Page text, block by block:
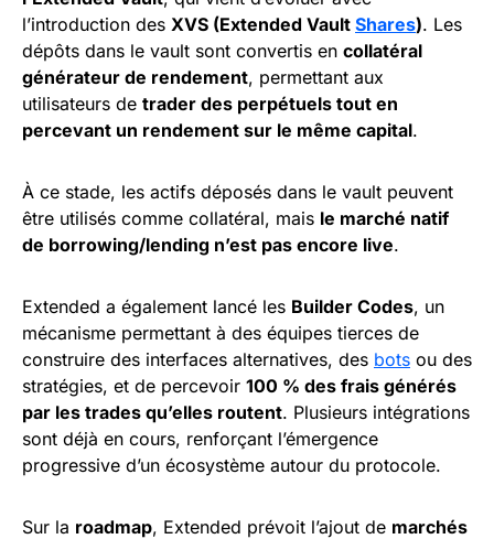
l’introduction des XVS (Extended Vault Shares). Les
dépôts dans le vault sont convertis en collatéral
générateur de rendement, permettant aux
utilisateurs de trader des perpétuels tout en
percevant un rendement sur le même capital.
À ce stade, les actifs déposés dans le vault peuvent
être utilisés comme collatéral, mais le marché natif
de borrowing/lending n’est pas encore live.
Extended a également lancé les Builder Codes, un
mécanisme permettant à des équipes tierces de
construire des interfaces alternatives, des bots ou des
stratégies, et de percevoir 100 % des frais générés
par les trades qu’elles routent. Plusieurs intégrations
sont déjà en cours, renforçant l’émergence
progressive d’un écosystème autour du protocole.
Sur la roadmap, Extended prévoit l’ajout de marchés